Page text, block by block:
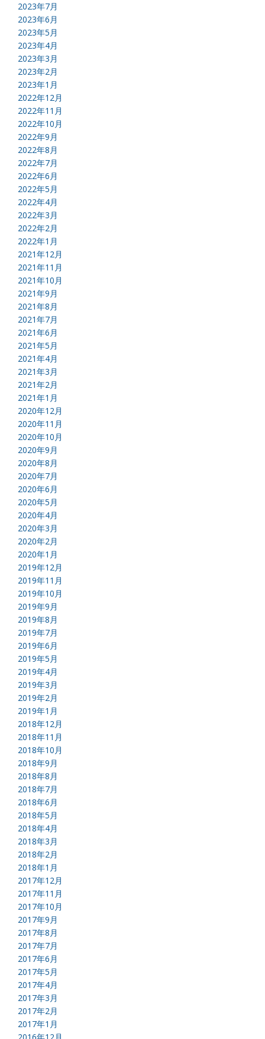
2023年7月
2023年6月
2023年5月
2023年4月
2023年3月
2023年2月
2023年1月
2022年12月
2022年11月
2022年10月
2022年9月
2022年8月
2022年7月
2022年6月
2022年5月
2022年4月
2022年3月
2022年2月
2022年1月
2021年12月
2021年11月
2021年10月
2021年9月
2021年8月
2021年7月
2021年6月
2021年5月
2021年4月
2021年3月
2021年2月
2021年1月
2020年12月
2020年11月
2020年10月
2020年9月
2020年8月
2020年7月
2020年6月
2020年5月
2020年4月
2020年3月
2020年2月
2020年1月
2019年12月
2019年11月
2019年10月
2019年9月
2019年8月
2019年7月
2019年6月
2019年5月
2019年4月
2019年3月
2019年2月
2019年1月
2018年12月
2018年11月
2018年10月
2018年9月
2018年8月
2018年7月
2018年6月
2018年5月
2018年4月
2018年3月
2018年2月
2018年1月
2017年12月
2017年11月
2017年10月
2017年9月
2017年8月
2017年7月
2017年6月
2017年5月
2017年4月
2017年3月
2017年2月
2017年1月